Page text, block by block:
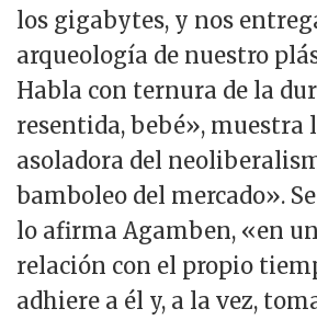
los gigabytes, y nos
arqueología de nuestro
Habla con ternura de la
resentida, bebé», muestra
asoladora del
bamboleo del mercado».
lo afirma Agamben, «en
relación con el propio
adhiere a él y, a la vez,